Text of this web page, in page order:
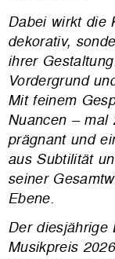
Dabei wirkt die
dekorativ,
ihrer
Vordergrund
Mit feinem
Nuancen – mal
prägnant und
aus Subtilität
seiner
Ebene.
Der diesjährige
Musikpreis